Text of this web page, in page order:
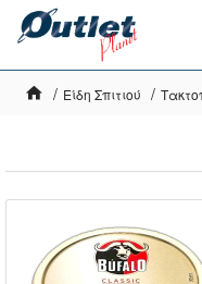
Είδη Σπιτιού